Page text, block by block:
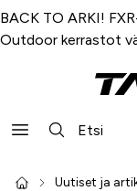
BACK TO ARKI!
Outdoor kerrastot
Uutiset ja